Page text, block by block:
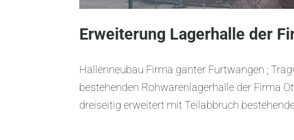
Erweiterung Lagerhalle der
Hallenneubau Firma ganter Furtwangen ;
bestehenden Rohwarenlagerhalle der Firma
dreiseitig erweitert mit Teilabbruch